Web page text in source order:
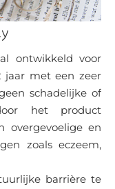
ontwikkeld voor
jaar met een zeer
schadelijke of
het product
overgevoelige en
zoals eczeem,
barrière te